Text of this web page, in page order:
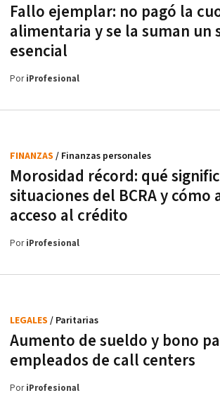
Fallo ejemplar: no pagó la
alimentaria y se la suman un
esencial
PoriProfesional
Morosidad récord: qué
situaciones del BCRA y cómo
acceso al crédito
FINANZAS / Finanzas personales
PoriProfesional
Aumento de sueldo y bono
empleados de call centers
LEGALES / Paritarias
PoriProfesional